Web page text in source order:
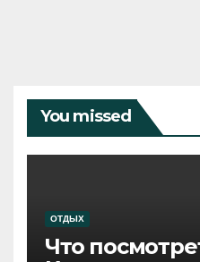
You missed
ОТДЫХ
Что